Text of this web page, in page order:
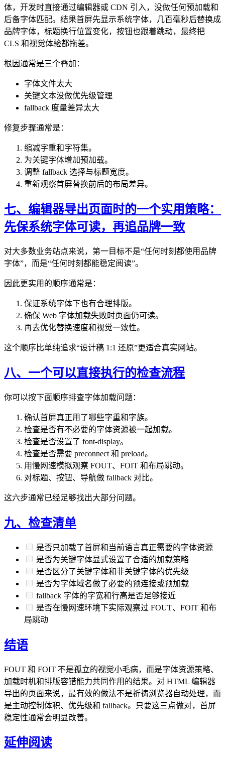
体，开发时直接通过编辑器或 CDN 引入，没做任何预加载和
后备字体匹配。结果首屏先显示系统字体，几百毫秒后替换成
品牌字体，标题换行位置变化，按钮也跟着跳动，最终把
CLS 和视觉体验都拖差。
根因通常是三个叠加：
字体文件太大
关键文本没做优先级管理
fallback 度量差异太大
修复步骤通常是：
缩减字重和字符集。
为关键字体增加预加载。
调整 fallback 选择与标题宽度。
重新观察首屏替换前后的布局差异。
七、编辑器导出页面时的一个实用策略：
先保系统字体可读，再追品牌一致
对大多数业务站点来说，第一目标不是“任何时刻都使用品牌
字体”，而是“任何时刻都能稳定阅读”。
因此更实用的顺序通常是：
保证系统字体下也有合理排版。
确保 Web 字体加载失败时页面仍可读。
再去优化替换速度和视觉一致性。
这个顺序比单纯追求“设计稿 1:1 还原”更适合真实网站。
八、一个可以直接执行的检查流程
你可以按下面顺序排查字体加载问题：
确认首屏真正用了哪些字重和字族。
检查是否有不必要的字体资源被一起加载。
检查是否设置了 font-display。
检查是否需要 preconnect 和 preload。
用慢网速模拟观察 FOUT、FOIT 和布局跳动。
对标题、按钮、导航做 fallback 对比。
这六步通常已经足够找出大部分问题。
九、检查清单
是否只加载了首屏和当前语言真正需要的字体资源
是否为关键字体显式设置了合适的加载策略
是否区分了关键字体和非关键字体的优先级
是否为字体域名做了必要的预连接或预加载
fallback 字体的字宽和行高是否足够接近
是否在慢网速环境下实际观察过 FOUT、FOIT 和布
局跳动
结语
FOUT 和 FOIT 不是孤立的视觉小毛病，而是字体资源策略、
加载时机和排版容错能力共同作用的结果。对 HTML 编辑器
导出的页面来说，最有效的做法不是祈祷浏览器自动处理，而
是主动控制体积、优先级和 fallback。只要这三点做对，首屏
稳定性通常会明显改善。
延伸阅读